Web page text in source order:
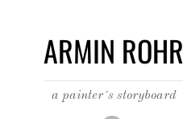
ARMIN ROHR
a painter´s storyboard